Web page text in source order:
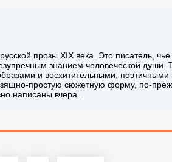
прозы XIX века. Это писатель, чье
знанием человеческой души.
и восхитительными, поэтичными
простую сюжетную форму, по-
написаны вчера…